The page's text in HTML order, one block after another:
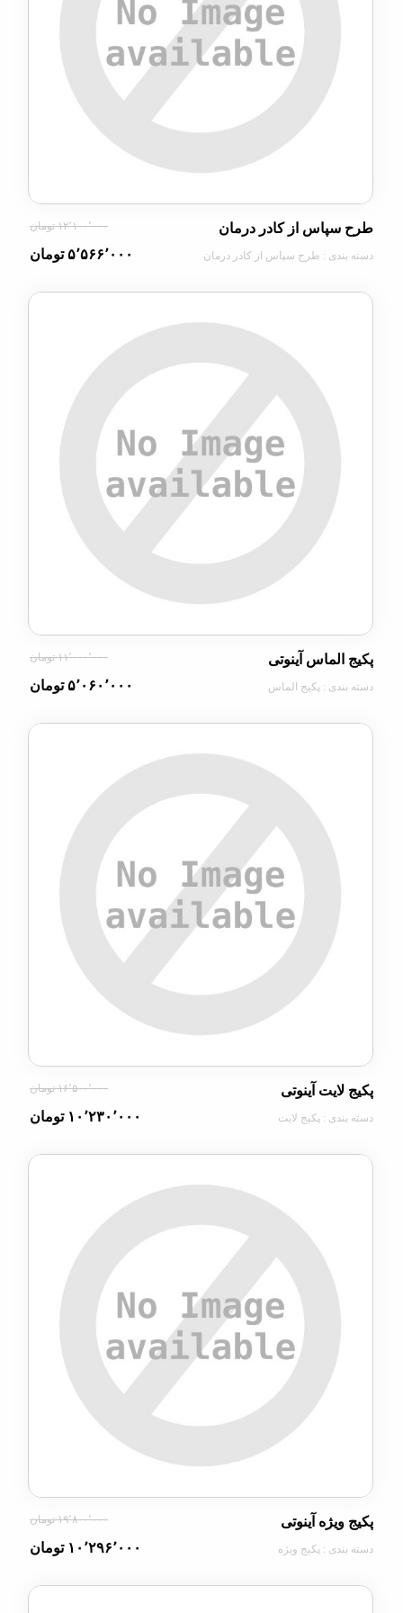
از کادر درمان
: طرح سپاس از کادر درمان ۵٬۵۶۶٬۰۰۰ تومان
آینوتی
: پکیج الماس ۵٬۰۶۰٬۰۰۰ تومان
آینوتی
: پکیج لایت ۱۰٬۲۳۰٬۰۰۰ تومان
آینوتی
: پکیج ویژه ۱۰٬۲۹۶٬۰۰۰ تومان